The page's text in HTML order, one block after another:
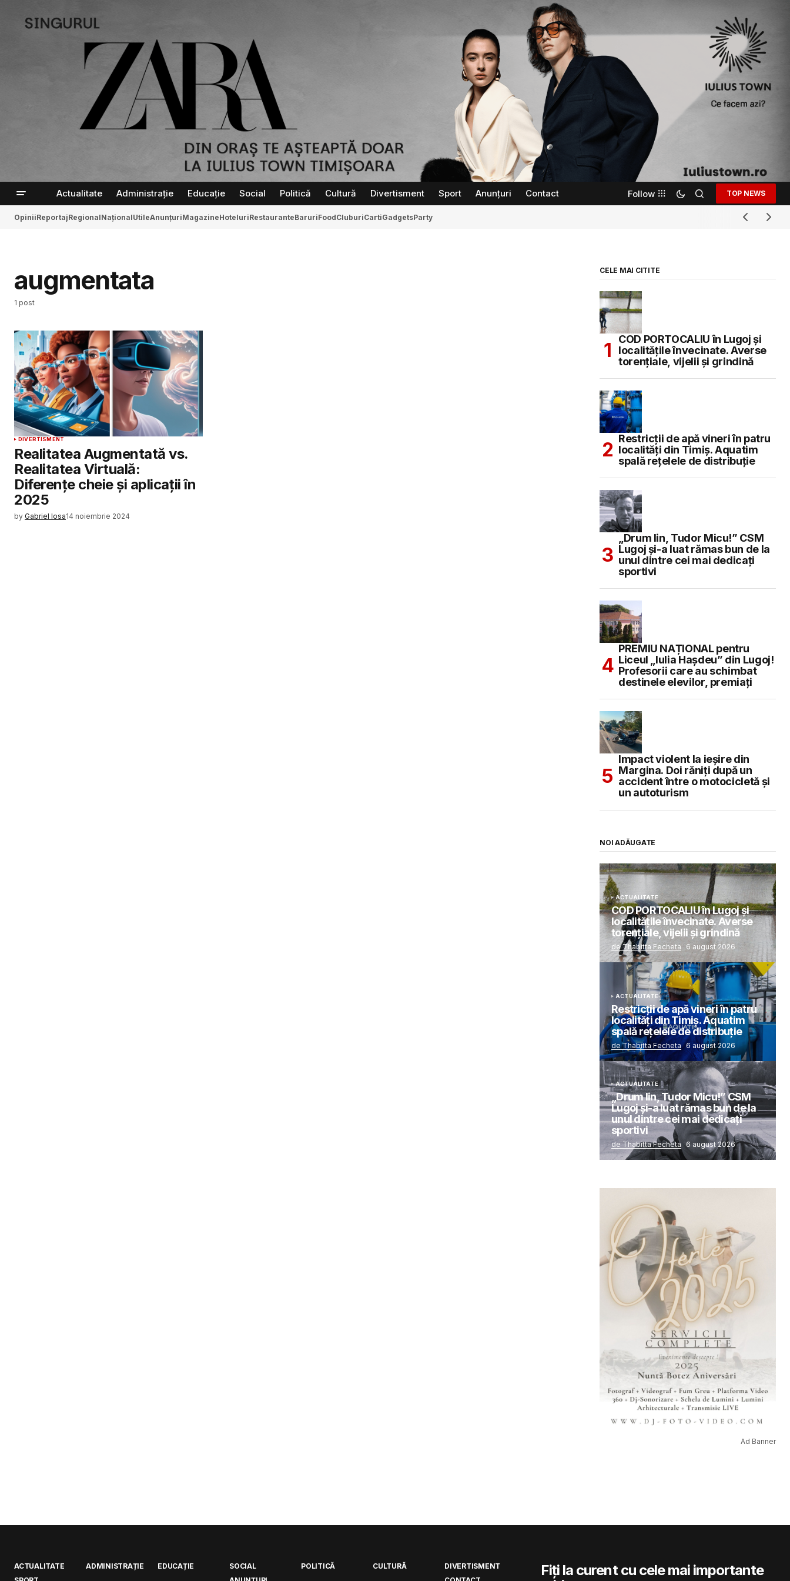
Actualitate Administrație Educație Social Politică Cultură Divertisment Sport Anunțuri Contact Follow TOP NEWS
OpiniiReportajRegionalNaționalUtileAnunțuriMagazineHoteluriRestauranteBaruriFoodCluburiCartiGadgetsParty
augmentata
1 post
DIVERTISMENT
Realitatea Augmentată vs.
Realitatea Virtuală:
Diferențe cheie și aplicații în
2025
by Gabriel Iosa14 noiembrie 2024
CELE MAI CITITE
COD PORTOCALIU în Lugoj și
localitățile învecinate. Averse
torențiale, vijelii și grindină
Restricții de apă vineri în patru
localități din Timiș. Aquatim
spală rețelele de distribuție
„Drum lin, Tudor Micu!” CSM
Lugoj și-a luat rămas bun de la
unul dintre cei mai dedicați
sportivi
PREMIU NAȚIONAL pentru
Liceul „Iulia Hașdeu” din Lugoj!
Profesorii care au schimbat
destinele elevilor, premiați
Impact violent la ieșire din
Margina. Doi răniți după un
accident între o motocicletă și
un autoturism
NOI ADĂUGATE
ACTUALITATE
COD PORTOCALIU în Lugoj și
localitățile învecinate. Averse
torențiale, vijelii și grindină
de Thabitta Fecheta 6 august 2026
ACTUALITATE
Restricții de apă vineri în patru
localități din Timiș. Aquatim
spală rețelele de distribuție
de Thabitta Fecheta 6 august 2026
ACTUALITATE
„Drum lin, Tudor Micu!” CSM
Lugoj și-a luat rămas bun de la
unul dintre cei mai dedicați
sportivi
de Thabitta Fecheta 6 august 2026
Ad Banner
ACTUALITATE ADMINISTRAȚIE EDUCAȚIE SOCIAL POLITICĂ CULTURĂ
DIVERTISMENT
Fiți la curent cu cele mai importante